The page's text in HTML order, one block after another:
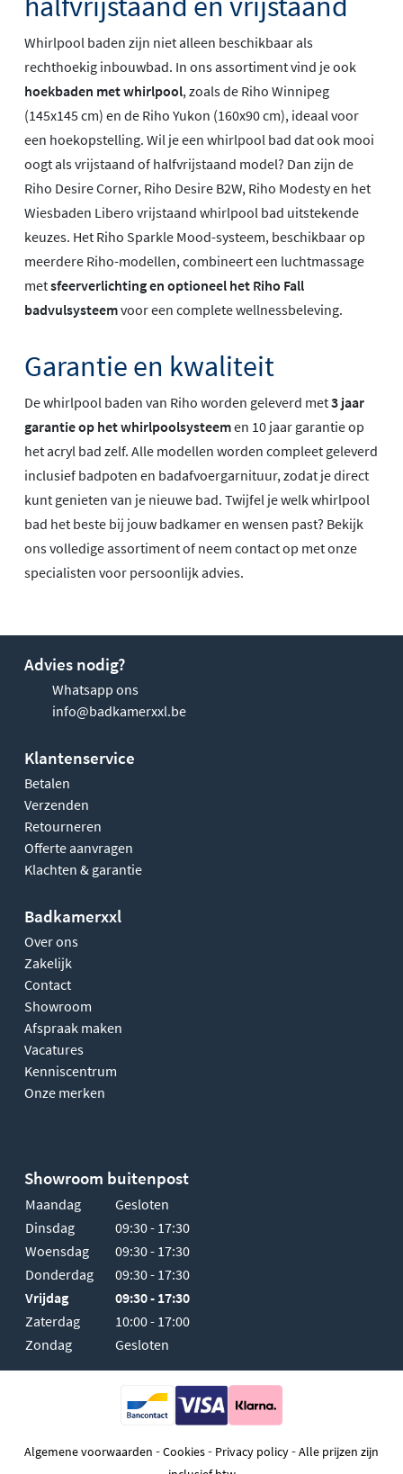
Whirlpool baden zijn niet alleen beschikbaar als
rechthoekig inbouwbad. In ons assortiment vind je ook
hoekbaden met whirlpool, zoals de Riho Winnipeg
(145x145 cm) en de Riho Yukon (160x90 cm), ideaal voor
een hoekopstelling. Wil je een whirlpool bad dat ook mooi
oogt als vrijstaand of halfvrijstaand model? Dan zijn de
Riho Desire Corner, Riho Desire B2W, Riho Modesty en het
Wiesbaden Libero vrijstaand whirlpool bad uitstekende
keuzes. Het Riho Sparkle Mood-systeem, beschikbaar op
meerdere Riho-modellen, combineert een luchtmassage
metsfeerverlichting en optioneel het Riho Fall
badvulsysteemvoor een complete wellnessbeleving.
Garantie en kwaliteit
De whirlpool baden van Riho worden geleverd met3 jaar
garantie op het whirlpoolsysteemen 10 jaar garantie op
het acryl bad zelf. Alle modellen worden compleet geleverd
inclusief badpoten en badafvoergarnituur, zodat je direct
kunt genieten van je nieuwe bad. Twijfel je welk whirlpool
bad het beste bij jouw badkamer en wensen past? Bekijk
ons volledige assortiment of neem contact op met onze
specialisten voor persoonlijk advies.
Advies nodig?
Whatsapp ons
info@badkamerxxl.be
Klantenservice
Betalen
Verzenden
Retourneren
Offerte aanvragen
Klachten & garantie
Badkamerxxl
Over ons
Zakelijk
Contact
Showroom
Afspraak maken
Vacatures
Kenniscentrum
Onze merken
Showroom buitenpost
Maandag
Gesloten
Dinsdag
09:30 - 17:30
Woensdag
09:30 - 17:30
Donderdag
09:30 - 17:30
Vrijdag
09:30 - 17:30
Zaterdag
10:00 - 17:00
Zondag
Gesloten
Algemene voorwaarden -Cookies- Privacy policy-Alle prijzen zijn